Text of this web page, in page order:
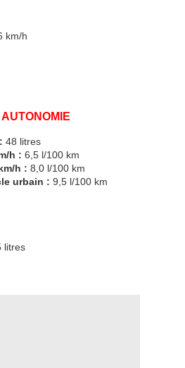
km/h
48 litres
h : 6,5 l/100 km
h : 8,0 l/100 km
urbain : 9,5 l/100 km
litres